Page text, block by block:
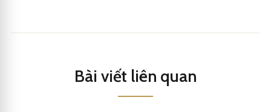
Bài viết liên quan